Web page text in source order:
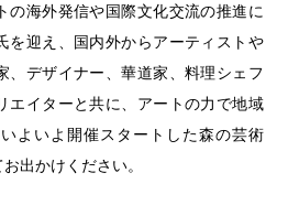
の海外発信や国際文化交流の推進に
を迎え、国内外からアーティストや
、デザイナー、華道家、料理シェフ
エイターと共に、アートの力で地域
よいよ開催スタートした森の芸術
出かけください。